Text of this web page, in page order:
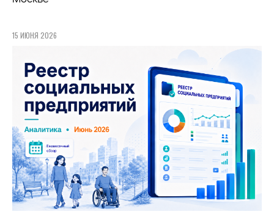
15 ИЮНЯ 2026